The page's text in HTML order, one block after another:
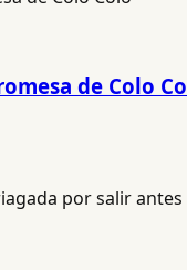
de Colo